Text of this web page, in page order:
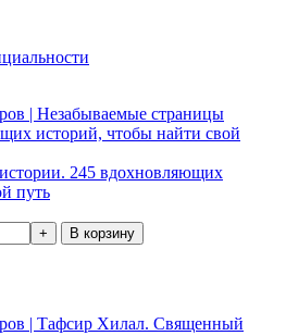
245 вдохновляющих
путь
В корзину